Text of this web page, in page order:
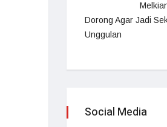
Dorong Agar Jadi
Unggulan
Social Media